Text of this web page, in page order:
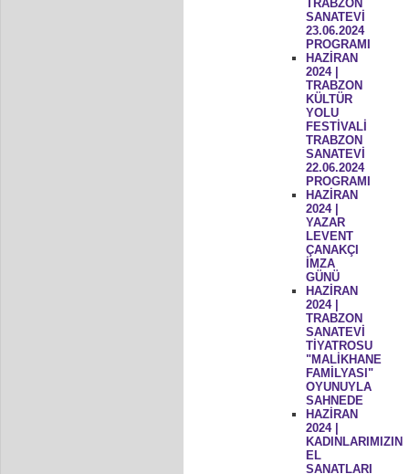
TRABZON
SANATEVİ
23.06.2024
PROGRAMI
HAZİRAN
2024 |
TRABZON
KÜLTÜR
YOLU
FESTİVALİ
TRABZON
SANATEVİ
22.06.2024
PROGRAMI
HAZİRAN
2024 |
YAZAR
LEVENT
ÇANAKÇI
İMZA
GÜNÜ
HAZİRAN
2024 |
TRABZON
SANATEVİ
TİYATROSU
"MALİKHANE
FAMİLYASI"
OYUNUYLA
SAHNEDE
HAZİRAN
2024 |
KADINLARIMIZIN
EL
SANATLARI